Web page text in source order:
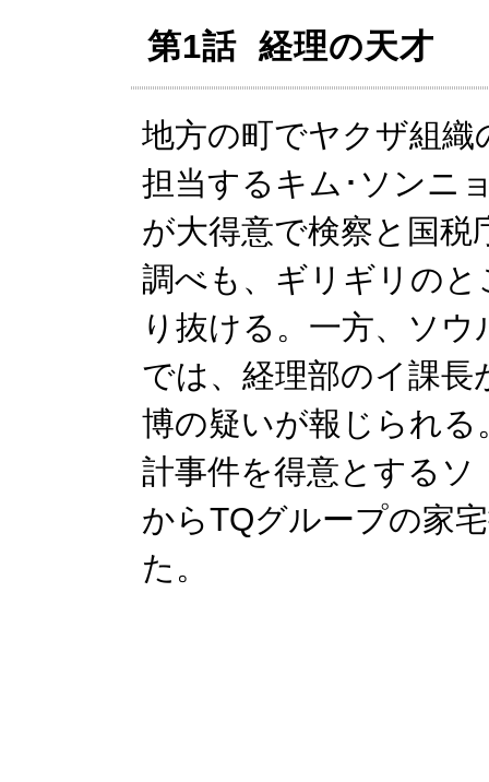
第1話 経理の天才
地方の町でヤクザ組織
担当するキム･ソンニ
が大得意で検察と国税
調べも、ギリギリのと
り抜ける。一方、ソ
では、経理部のイ課長
博の疑いが報じられ
計事件を得意とする
からTQグループの家
た。